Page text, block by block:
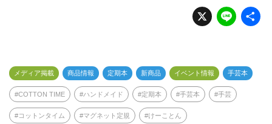
X Li
n
メディア掲載 商品情報 定期本 新商品 イベント情報 手芸本
COTTON TIME ハンドメイド 定期本 手芸本 手芸
コットンタイム マグネット定規 けーことん